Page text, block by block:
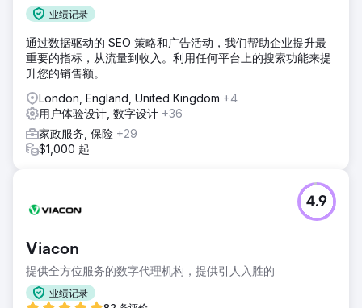
业绩记录
通过数据驱动的 SEO 策略和广告活动，我们帮助企业提升最
重要的指标，从流量到收入。利用任何平台上的搜索功能来提
升您的销售额。
London, England, United Kingdom +4
用户体验设计, 数字设计 +36
家政服务, 保险 +29
$1,000 起
Viacon
提供全方位服务的数字代理机构，提供引人入胜的
业绩记录
4.9